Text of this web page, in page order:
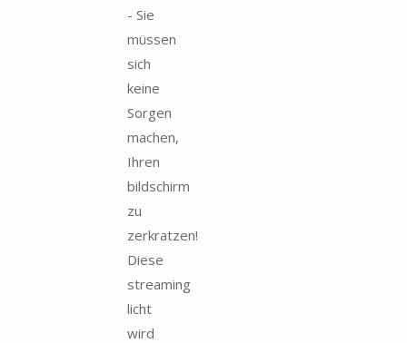
- Sie
müssen
sich
keine
Sorgen
machen,
Ihren
bildschirm
zu
zerkratzen!
Diese
streaming
licht
wird